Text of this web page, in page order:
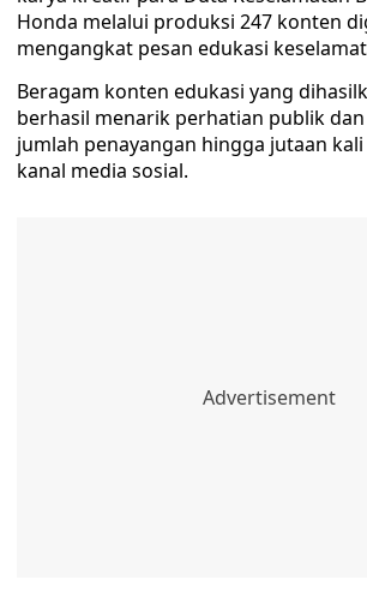
Honda melalui produksi 247 konten
mengangkat pesan edukasi
Beragam konten edukasi yang
berhasil menarik perhatian publik
jumlah penayangan hingga jutaan
kanal media sosial.